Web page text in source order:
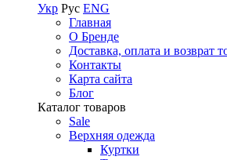
Укр Рус ENG
Главная
О Бренде
Доставка, оплата и возврат
Контакты
Карта сайта
Блог
Каталог товаров
Sale
Верхняя одежда
Куртки